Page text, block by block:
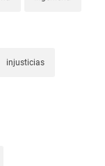
injusticias